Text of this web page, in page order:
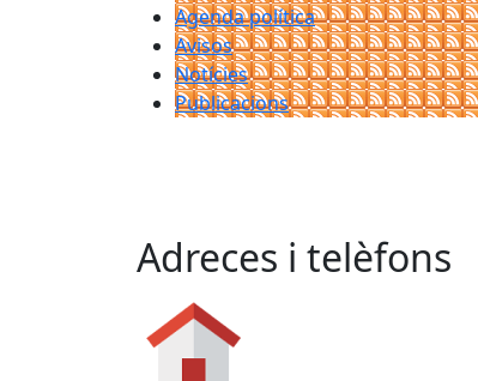
Agenda política
Avisos
Notícies
Publicacions
Adreces i telèfons